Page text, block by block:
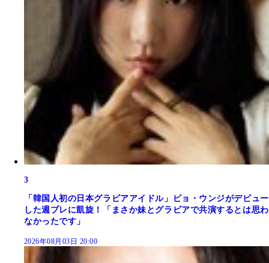
3
「韓国人初の日本グラビアアイドル」ピョ・ウンジがデビュー
した週プレに凱旋！「まさか妹とグラビアで共演するとは思わ
なかったです」
2026年08月03日 20:00